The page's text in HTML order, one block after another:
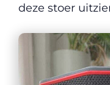
deze stoer